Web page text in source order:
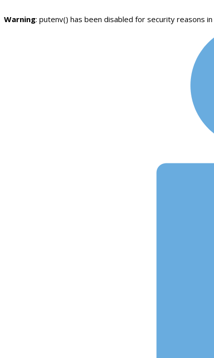
Warning: putenv() has been disabled for security reasons in